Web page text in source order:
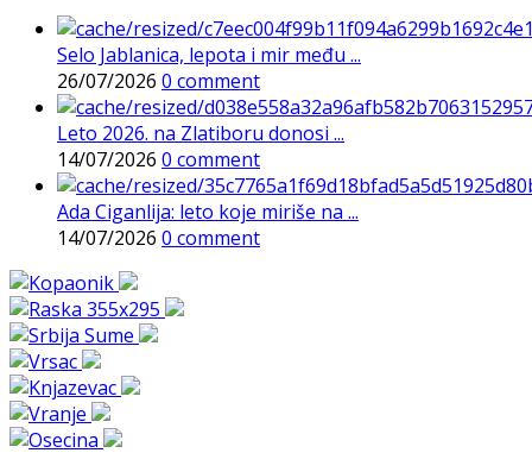
Selo Jablanica, lepota i mir među ...
26/07/2026 0 comment
Leto 2026. na Zlatiboru donosi ...
14/07/2026 0 comment
Ada Ciganlija: leto koje miriše na ...
14/07/2026 0 comment